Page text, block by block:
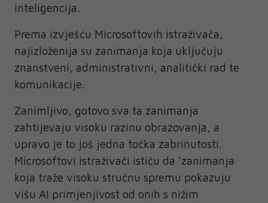
inteligencija.
Prema izvješću Microsoftovih istraživača,
najizloženija su zanimanja koja uključuju
znanstveni, administrativni, analitički rad te
komunikacije.
Zanimljivo, gotovo sva ta zanimanja
zahtijevaju visoku razinu obrazovanja, a
upravo je to još jedna točka zabrinutosti.
Microsoftovi istraživači ističu da 'zanimanja
koja traže visoku stručnu spremu pokazuju
višu AI primjenjivost od onih s nižim